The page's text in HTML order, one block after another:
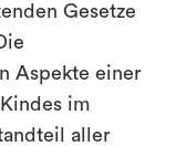
Gesetze
Aspekte einer
im
aller